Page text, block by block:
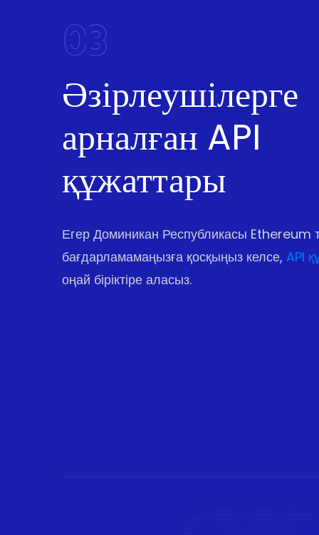
03
Әзірлеушілерге
арналған API
құжаттары
Егер Доминикан Республикасы Ethereum
бағдарламамаңызға қосқыңыз келсе, API
оңай біріктіре аласыз.